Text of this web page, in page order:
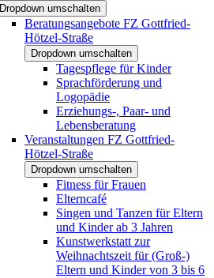
Dropdown umschalten
Beratungsangebote FZ Gottfried-
Hötzel-Straße
Dropdown umschalten
Tagespflege für Kinder
Sprachförderung und
Logopädie
Erziehungs-, Paar- und
Lebensberatung
Veranstaltungen FZ Gottfried-
Hötzel-Straße
Dropdown umschalten
Fitness für Frauen
Elterncafé
Singen und Tanzen für Eltern
und Kinder ab 3 Jahren
Kunstwerkstatt zur
Weihnachtszeit für (Groß-)
Eltern und Kinder von 3 bis 6